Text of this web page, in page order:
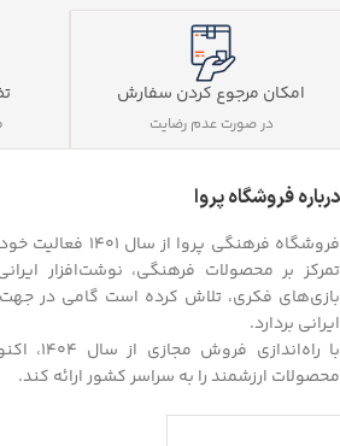
امکان مرجوع کردن سفارش
در صورت عدم رضایت
درباره فروشگاه پروا
فروشگاه فرهنگی
تمرکز بر محصولات فرهنگی، نوشت‌افزار
بازی‌های فکری، تلاش کرده است گامی در
ایرانی بردارد.
با
محصولات ارزشمند را به سراسر کشور ارائه کند.